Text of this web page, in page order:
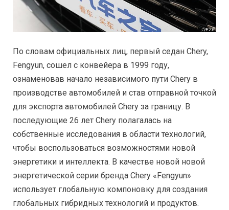
По словам официальных лиц, первый седан Chery,
Fengyun, сошел с конвейера в 1999 году,
ознаменовав начало независимого пути Chery в
производстве автомобилей и став отправной точкой
для экспорта автомобилей Chery за границу. В
последующие 26 лет Chery полагалась на
собственные исследования в области технологий,
чтобы воспользоваться возможностями новой
энергетики и интеллекта. В качестве новой новой
энергетической серии бренда Chery «Fengyun»
использует глобальную компоновку для создания
глобальных гибридных технологий и продуктов.